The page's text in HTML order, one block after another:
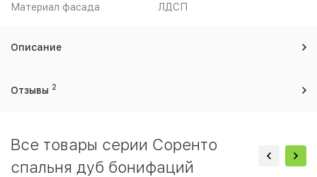
Материал фасада ЛДСП
Описание
Отзывы 2
Все товары серии Соренто
спальня дуб бонифаций